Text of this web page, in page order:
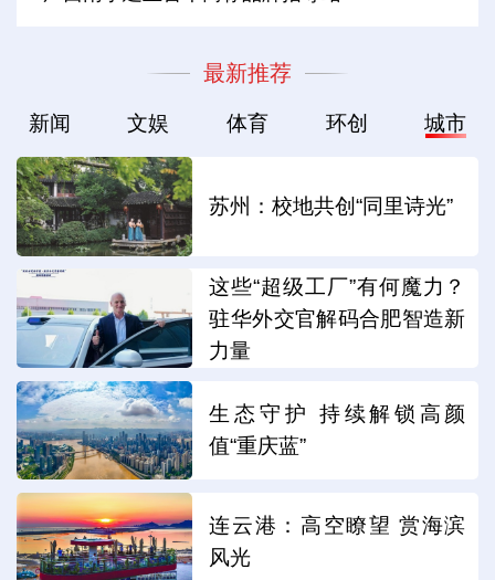
最新推荐
新闻 文娱 体育 环创 城市
苏州：校地共创“同里诗光”
这些“超级工厂”有何魔力？
驻华外交官解码合肥智造新
力量
生态守护 持续解锁高颜
值“重庆蓝”
连云港：高空瞭望 赏海滨
风光